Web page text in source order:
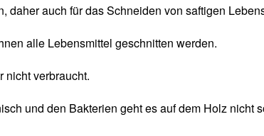
daher auch für das Schneiden von saftigen
alle Lebensmittel geschnitten werden.
nicht verbraucht.
und den Bakterien geht es auf dem Holz nicht